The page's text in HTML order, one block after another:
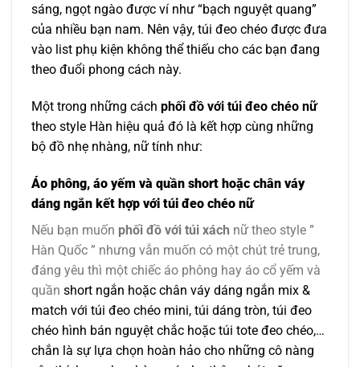
sáng, ngọt ngào được ví như “bạch nguyệt quang”
của nhiều bạn nam. Nên vậy, túi đeo chéo được đưa
vào list phụ kiện không thể thiếu cho các bạn đang
theo đuổi phong cách này.
Một trong những cách phối đồ với túi đeo chéo nữ
theo style Hàn hiệu quả đó là kết hợp cùng những
bộ đồ nhẹ nhàng, nữ tính như:
Áo phông, áo yếm và quần short hoặc chân váy
dáng ngắn kết hợp với túi đeo chéo nữ
Nếu bạn muốn phối đồ với túi xách nữ theo style ”
Hàn Quốc ” nhưng vẫn muốn có một chút trẻ trung,
đáng yêu thì một chiếc áo phông hay áo cổ yếm và
quần short ngắn hoặc chân váy dáng ngắn mix &
match với túi đeo chéo mini, túi dáng tròn, túi đeo
chéo hình bán nguyệt chắc hoặc túi tote đeo chéo,…
chắn là sự lựa chọn hoàn hảo cho những cô nàng